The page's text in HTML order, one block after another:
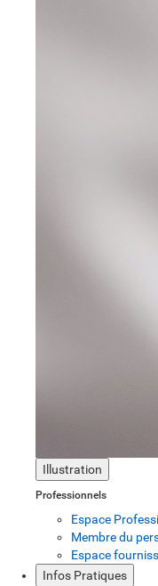
Illustration
Professionnels
Espace
Membre du
Espace
Infos Pratiques